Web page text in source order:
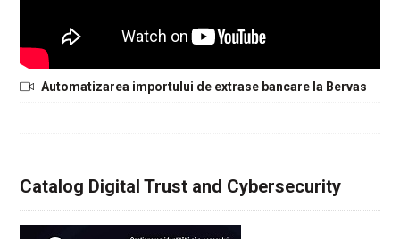
Automatizarea importului de extrase bancare la Bervas
Catalog Digital Trust and Cybersecurity